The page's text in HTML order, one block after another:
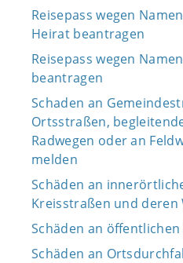
Reisepass wegen
Heirat beantragen
Reisepass wegen
beantragen
Schaden an
Ortsstraßen,
Radwegen oder an
melden
Schäden an
Kreisstraßen und deren
Schäden an
Schäden an